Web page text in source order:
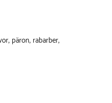
päron, rabarber,